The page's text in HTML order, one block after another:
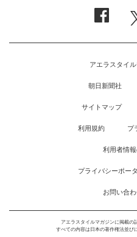
アエラスタイ
朝日新聞社
サイトマップ
利用規約 プ
利用者情
プライバシーポー
お問い合
アエラスタイルマガジンに掲載の
すべての内容は日本の著作権法並び